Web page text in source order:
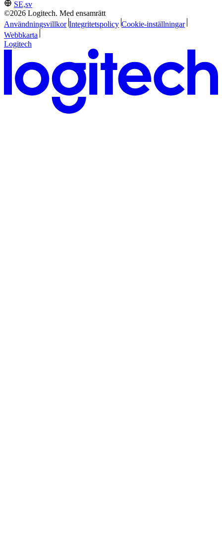
SE,sv
©2026 Logitech. Med ensamrätt
Användningsvillkor Integritetspolicy Cookie-inställningar
Webbkarta
Logitech